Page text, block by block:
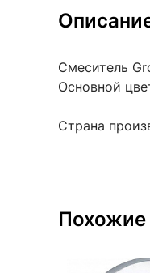
Смеситель
Основной
Страна
Похожие